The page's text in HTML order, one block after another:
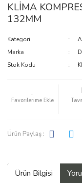
KLİMA
132MM
Kategori
Marka
Stok Kodu
Ürün Paylaş :
Ürün Bilgisi